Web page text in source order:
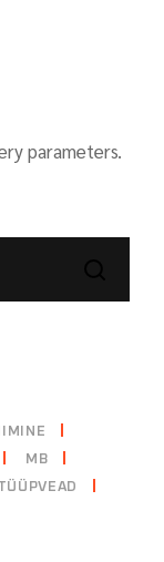
parameters.
MB